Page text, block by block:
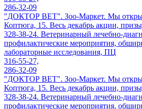
286-32-09
"ДОКТОР ВЕТ". Зоо-Маркет. Мы
Коптюга, 15. Весь декабрь акции,
328-38-24. Ветеринарный лечебно-
профилактические мероприятия,
лабораторные исследования, ПЦ
316-55-27,
286-32-09
"ДОКТОР ВЕТ". Зоо-Маркет. Мы
Коптюга, 15. Весь декабрь акции,
328-38-24. Ветеринарный лечебно-
профилактические мероприятия,